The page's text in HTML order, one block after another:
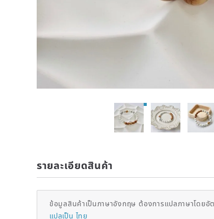
รายละเอียดสินค้า
ข้อมูลสินค้าเป็นภาษาอังกฤษ ต้องการแปลภาษาโดยอั
แปลเป็น ไทย